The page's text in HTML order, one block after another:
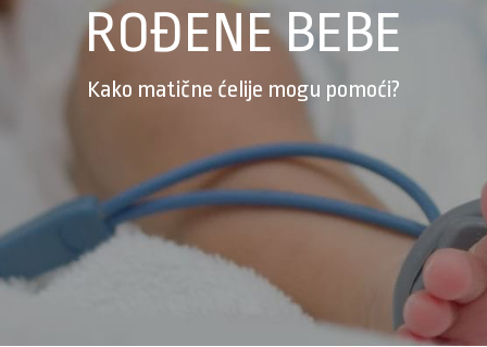
ROĐENE BEBE
Kako matične ćelije mogu pomoći?